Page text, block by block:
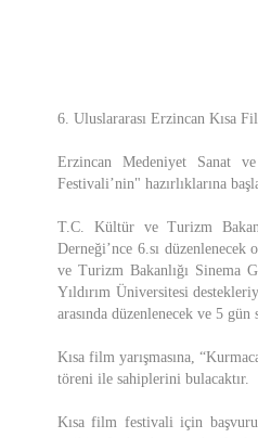
6. Uluslararası Erzincan Kısa
Erzincan Medeniyet Sanat
Festivali’nin" hazırlıklarına
T.C. Kültür ve Turizm
Derneği’nce 6.sı
ve Turizm Bakanlığı Sinema
Yıldırım Üniversitesi
arasında düzenlenecek ve 5
Kısa film yarışmasına,
töreni ile sahiplerini bulacaktır.
Kısa film festivali için